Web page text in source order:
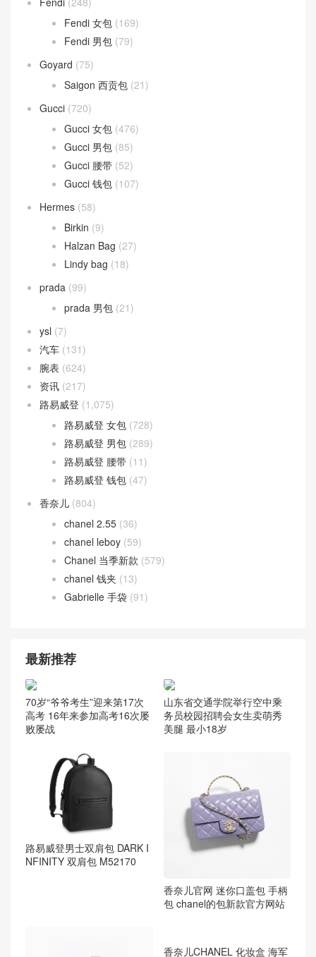
Fendi 女包 (169)
Fendi 男包 (79)
Goyard (75)
Saigon 西贡包 (21)
Gucci (720)
Gucci 女包 (476)
Gucci 男包 (85)
Gucci 腰带 (52)
Gucci 钱包 (107)
Hermes (58)
Birkin (9)
Halzan Bag (27)
Lindy bag (18)
prada (99)
prada 男包 (21)
ysl (7)
汽车 (131)
腕表 (624)
资讯 (217)
路易威登 (1,075)
路易威登 女包 (728)
路易威登 男包 (289)
路易威登 腰带 (11)
路易威登 钱包 (47)
香奈儿 (804)
chanel 2.55 (36)
chanel leboy (59)
Chanel 当季新款 (579)
chanel 钱夹 (13)
Gabrielle 手袋 (91)
最新推荐
70岁“爷爷考生”迎来第17次
高考 16年来参加高考16次屡
败屡战
山东省交通学院举行空中乘
务员校园招聘会女生卖萌秀
美腿 最小18岁
路易威登男士双肩包 DARK I
NFINITY 双肩包 M52170
香奈儿官网 迷你口盖包 手柄
包 chanel的包新款官方网站